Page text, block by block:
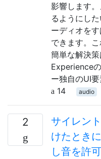
影響します
るようにし
ーディオを
できます。
簡単な解決
Experience
ー独自のUI要
14
audio
2
サイレン
けたとき
し音を許